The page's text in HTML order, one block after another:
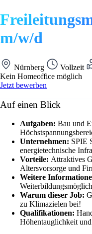
m/w/d
Nürnberg Vollzeit
Kein Homeoffice möglich
Jetzt bewerben
Auf einen Blick
Aufgaben: Bau und
Unternehmen: SPIE
energietechnische
Vorteile: Attraktives
Altersvorsorge und
Weitere
Warum dieser Job:
zu Klimazielen bei!
Qualifikationen:
Höhentauglichkeit und